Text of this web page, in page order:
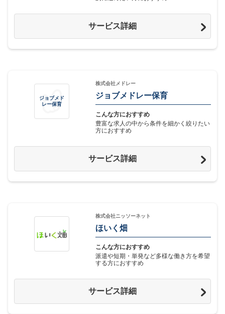
サービス詳細
ジョブメド
レー保育
株式会社メドレー
ジョブメドレー保育
こんな方におすすめ
豊富な求人の中から条件を細かく絞りたい
方におすすめ
サービス詳細
株式会社ニッソーネット
ほいく畑
こんな方におすすめ
派遣や短期・単発など多様な働き方を希望
する方におすすめ
サービス詳細